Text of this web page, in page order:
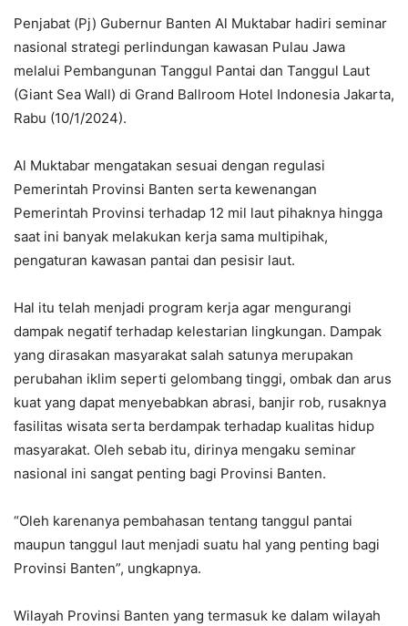
Penjabat (Pj) Gubernur Banten Al Muktabar hadiri seminar
nasional strategi perlindungan kawasan Pulau Jawa
melalui Pembangunan Tanggul Pantai dan Tanggul Laut
(Giant Sea Wall) di Grand Ballroom Hotel Indonesia Jakarta,
Rabu (10/1/2024).
Al Muktabar mengatakan sesuai dengan regulasi
Pemerintah Provinsi Banten serta kewenangan
Pemerintah Provinsi terhadap 12 mil laut pihaknya hingga
saat ini banyak melakukan kerja sama multipihak,
pengaturan kawasan pantai dan pesisir laut.
Hal itu telah menjadi program kerja agar mengurangi
dampak negatif terhadap kelestarian lingkungan. Dampak
yang dirasakan masyarakat salah satunya merupakan
perubahan iklim seperti gelombang tinggi, ombak dan arus
kuat yang dapat menyebabkan abrasi, banjir rob, rusaknya
fasilitas wisata serta berdampak terhadap kualitas hidup
masyarakat. Oleh sebab itu, dirinya mengaku seminar
nasional ini sangat penting bagi Provinsi Banten.
“Oleh karenanya pembahasan tentang tanggul pantai
maupun tanggul laut menjadi suatu hal yang penting bagi
Provinsi Banten”, ungkapnya.
Wilayah Provinsi Banten yang termasuk ke dalam wilayah